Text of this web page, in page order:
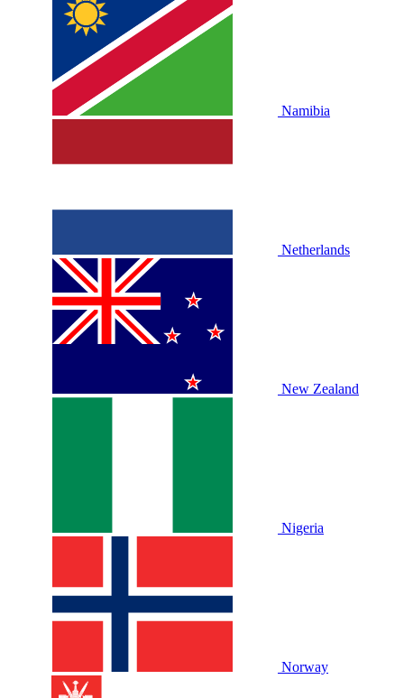
Namibia
Netherlands
New Zealand
Nigeria
Norway